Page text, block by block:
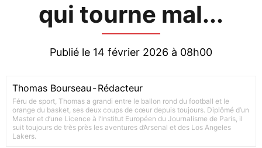
qui tourne mal...
Publié le 14 février 2026 à 08h00
Thomas Bourseau -Rédacteur
Féru de sport, Thomas a grandi entre le ballon rond du football et le
orange du basket, ses deux coups de cœur depuis toujours. Diplômé d’un
Master et d’une Licence à l’Institut Européen du Journalisme de Paris, il
suit toujours de très près les aventures d’Arsenal et des Los Angeles
Lakers.